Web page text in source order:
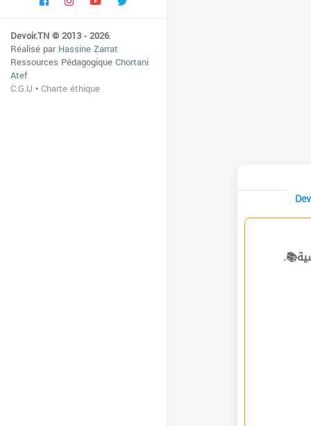
Devoir.TN © 2013 - 2026.
Réalisé parHassine Zarrat
Ressources PédagogiqueChortani
Atef
C.G.U •Charte éthique